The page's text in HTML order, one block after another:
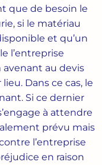
que de besoin le
si le matériau
et qu’un
l’entreprise
avenant au devis
Dans ce cas, le
Si ce dernier
à attendre
prévu mais
l’entreprise
en raison